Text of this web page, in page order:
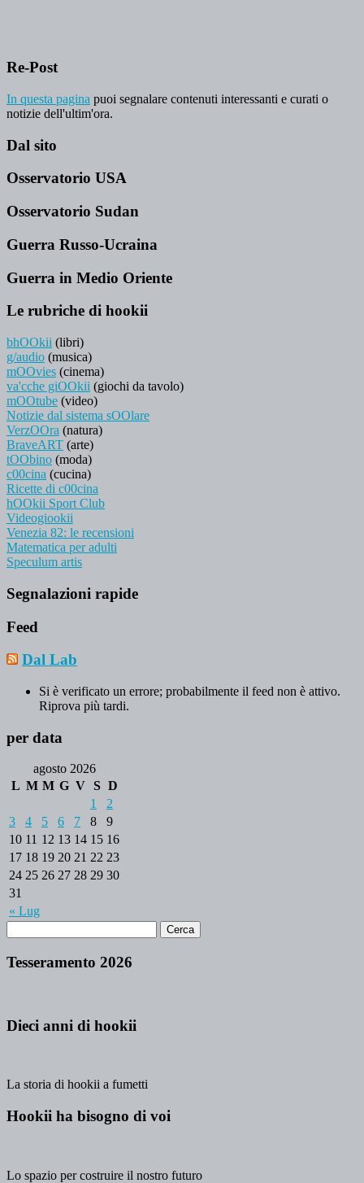
Re-Post
In questa pagina puoi segnalare contenuti interessanti e curati o
notizie dell'ultim'ora.
Dal sito
Osservatorio USA
Osservatorio Sudan
Guerra Russo-Ucraina
Guerra in Medio Oriente
Le rubriche di hookii
bhOOkii (libri)
g/audio (musica)
mOOvies (cinema)
va'cche giOOkii (giochi da tavolo)
mOOtube (video)
Notizie dal sistema sOOlare
VerzOOra (natura)
BraveART (arte)
tOObino (moda)
c00cina (cucina)
Ricette di c00cina
hOOkii Sport Club
Videogiookii
Venezia 82: le recensioni
Matematica per adulti
Speculum artis
Segnalazioni rapide
Feed
Dal Lab
Si è verificato un errore; probabilmente il feed non è attivo.
Riprova più tardi.
per data
agosto 2026
L M M G V S D
« Lug
1
2
3
4 5 6 7 8
9
10 11 12 13 14 15 16
17 18 19 20 21 22 23
24 25 26 27 28 29 30
31
Tesseramento 2026
Dieci anni di hookii
La storia di hookii a fumetti
Hookii ha bisogno di voi
Lo spazio per costruire il nostro futuro